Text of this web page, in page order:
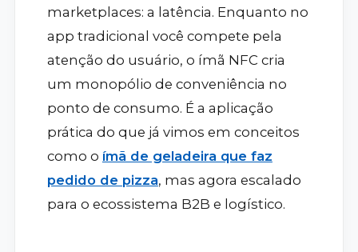
marketplaces: a latência. Enquanto no
app tradicional você compete pela
atenção do usuário, o ímã NFC cria
um monopólio de conveniência no
ponto de consumo. É a aplicação
prática do que já vimos em conceitos
como o ímã de geladeira que faz
pedido de pizza, mas agora escalado
para o ecossistema B2B e logístico.